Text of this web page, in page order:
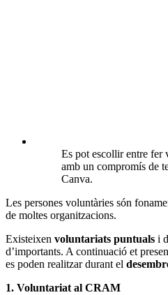
Es pot escollir entre fer
amb un compromís de
Canva.
Les persones voluntàries són
de moltes organitzacions.
Existeixen voluntariats puntuals i
d’importants. A continuació et
es poden realitzar durant el
1. Voluntariat al CRAM